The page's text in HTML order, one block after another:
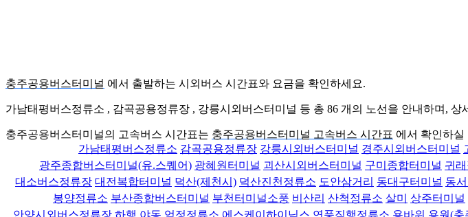
충주공용버스터미널 에서 출발하는 시외버스 시간표와 요금을 확인하세요.
가남태평버스정류소 , 감곡공용정류장 , 강릉시외버스터미널 등 총 86 개의 노선을 안내하며, 상
충주공용버스터미널의 고속버스 시간표는 충주공용버스터미널 고속버스 시간표 에서 확인하실
가남태평버스정류소 감곡공용정류장 강릉시외버스터미널 경주시외버스터미널
광주종합버스터미널(유.스퀘어) 광혜원터미널 괴산시외버스터미널 구미종합터미널 귀
대소버스정류장 대전복합터미널 덕산(제천시) 덕산진천정류소 도안삼거리 동대구터미널 동
봉양정류소 부산종합버스터미널 부천터미널소풍 비산리 산척정류소 살미 상주터미널
안양시외버스정류장 하행 야동 엄정정류소 에스케이하이닉스 연풍직행정류소 용바위 용원(충